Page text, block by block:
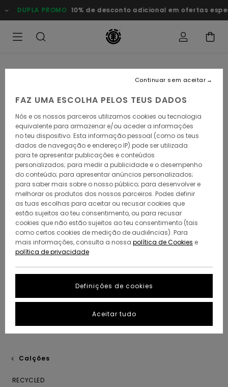
para
a
DUPLA PROMO 10% de desconto adicional em ofertas
Calções
RECYCLED
FAZ UMA ESCOLHA PELOS TEUS DADOS
Nós e os nossos parceiros utilizamos cookies ou tecnologia
equivalente para armazenar e/ou aceder a informações
no teu dispositivo. Esta informação pessoal (como os teus
dados de navegação e endereço IP) pode ser utilizada
para te apresentar publicações e conteúdos
personalizados; para medir a publicidade e o desempenho
do conteúdo; para apresentar anúncios personalizados;
para saber mais sobre o nosso público; para desenvolver e
melhorar os produtos dos nossos parceiros. Podes definir
as tuas escolhas para aceitar ou recusar cookies que
estão sujeitos ao teu consentimento, ou para recusar
cookies que não estão sujeitos ao teu consentimento (tais
como certos cookies de medição de audiências). Para
mais informações, consulta a nossa política de Cookies e
política de privacidade
Definições de cookies
Continuar sem aceitar
Aceitar tudo